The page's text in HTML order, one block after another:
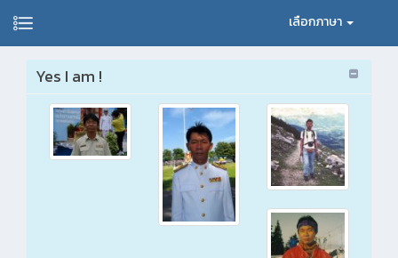
เลือกภาษา
Yes I am !